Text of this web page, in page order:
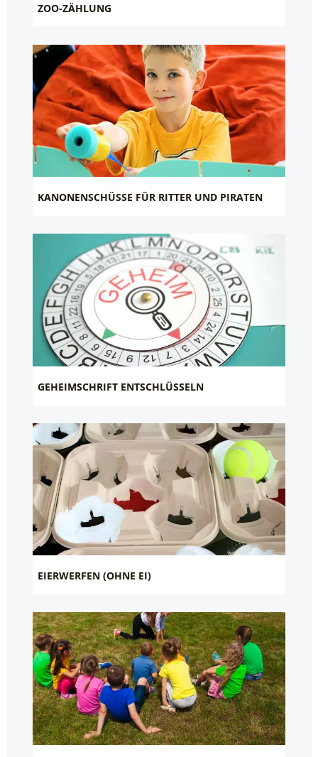
ZOO-ZÄHLUNG
KANONENSCHÜSSE FÜR RITTER UND PIRATEN
GEHEIMSCHRIFT ENTSCHLÜSSELN
EIERWERFEN (OHNE EI)